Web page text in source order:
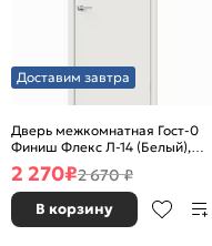
Доставим завтра
Дверь межкомнатная Гост-0
Финиш Флекс Л-14 (Белый),
глухая, каркасно-щитовая
2 270₽2 670 ₽
В корзину